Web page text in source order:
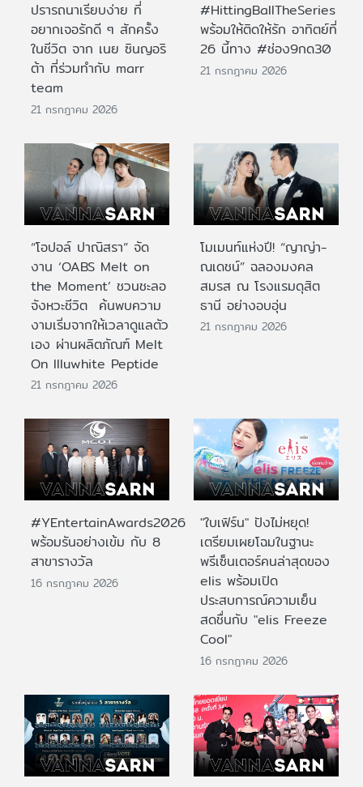
ปรารถนาเรียบง่าย ที่
อยากเจอรักดี ๆ สักครั้ง
ในชีวิต จาก เนย ซินญอริ
ต้า ที่ร่วมทำกับ marr
team
21 กรกฎาคม 2026
#HittingBallTheSeries
พร้อมให้ติดให้รัก อาทิตย์ที่
26 นี้ทาง #ช่อง9กด30
21 กรกฎาคม 2026
“โอปอล์ ปาณิสรา” จัด
งาน ‘OABS Melt on
the Moment’ ชวนชะลอ
จังหวะชีวิต ค้นพบความ
งามเริ่มจากให้เวลาดูแลตัว
เอง ผ่านผลิตภัณฑ์ Melt
On Illuwhite Peptide
21 กรกฎาคม 2026
โมเมนท์แห่งปี! “ญาญ่า-
ณเดชน์” ฉลองมงคล
สมรส ณ โรงแรมดุสิต
ธานี อย่างอบอุ่น
21 กรกฎาคม 2026
#YEntertainAwards2026
พร้อมรันอย่างเข้ม กับ 8
สาขารางวัล
16 กรกฎาคม 2026
"ใบเฟิร์น" ปังไม่หยุด!
เตรียมเผยโฉมในฐานะ
พรีเซ็นเตอร์คนล่าสุดของ
elis พร้อมเปิด
ประสบการณ์ความเย็น
สดชื่นกับ "elis Freeze
Cool"
16 กรกฎาคม 2026